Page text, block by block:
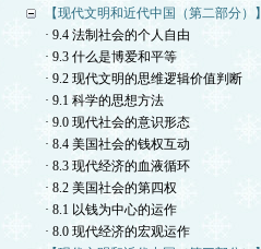
【现代文明和近代中国（第二部分）】
· 9.4 法制社会的个人自由
· 9.3 什么是博爱和平等
· 9.2 现代文明的思维逻辑价值判断
· 9.1 科学的思想方法
· 9.0 现代社会的意识形态
· 8.4 美国社会的钱权互动
· 8.3 现代经济的血液循环
· 8.2 美国社会的第四权
· 8.1 以钱为中心的运作
· 8.0 现代经济的宏观运作